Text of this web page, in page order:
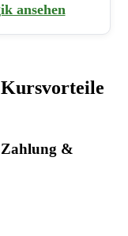
ansehen
Zahlung &